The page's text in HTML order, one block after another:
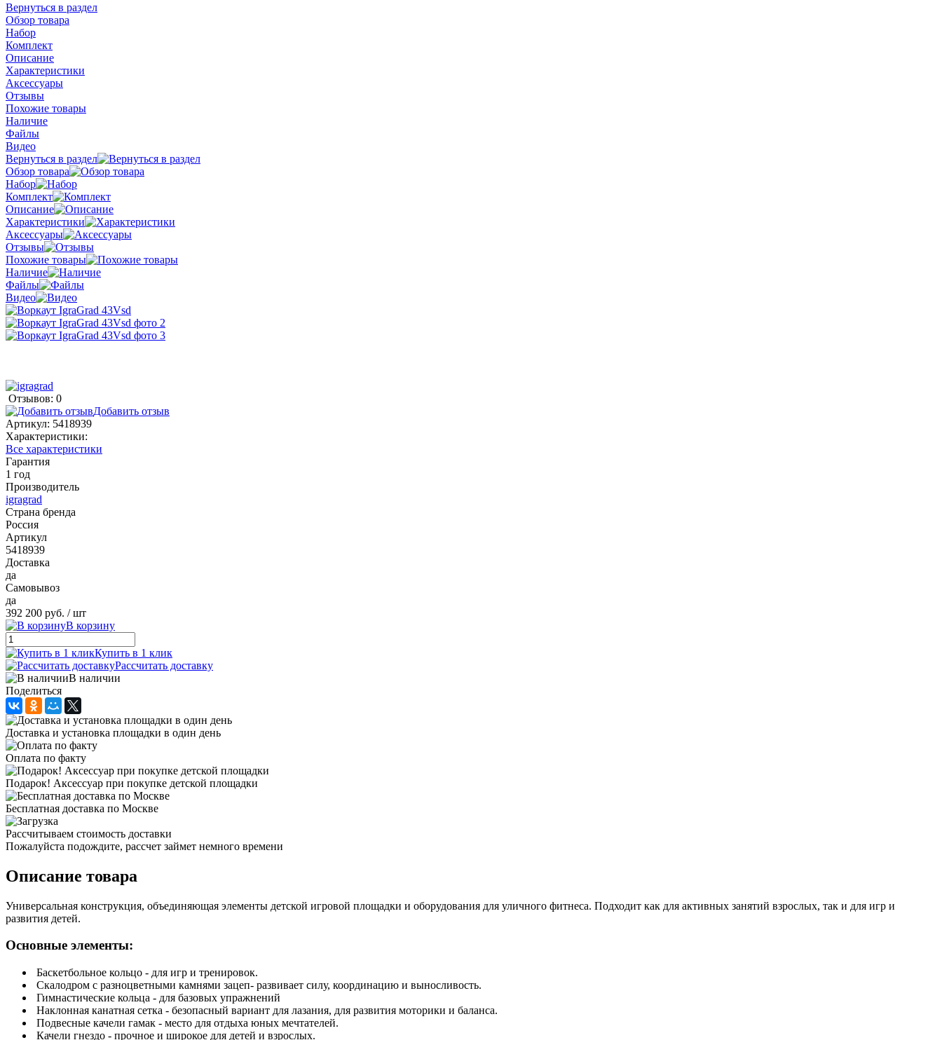
Вернуться в раздел
Обзор товара
Набор
Комплект
Описание
Характеристики
Аксессуары
Отзывы
Похожие товары
Наличие
Файлы
Видео
Вернуться в раздел
Обзор товара
Набор
Комплект
Описание
Характеристики
Аксессуары
Отзывы
Похожие товары
Наличие
Файлы
Видео
Отзывов: 0
Добавить отзыв
Артикул: 5418939
Характеристики:
Все характеристики
Гарантия
1 год
Производитель
igragrad
Страна бренда
Россия
Артикул
5418939
Доставка
да
Самовывоз
да
392 200 руб. / шт
В корзину
Купить в 1 клик
Рассчитать доставку
В наличии
Поделиться
Доставка и установка площадки в один день
Оплата по факту
Подарок! Аксессуар при покупке детской площадки
Бесплатная доставка по Москве
Рассчитываем стоимость доставки
Пожалуйста подождите, рассчет займет немного времени
Описание товара
Универсальная конструкция, объединяющая элементы детской игровой площадки и оборудования для уличного фитнеса. Подходит как для активных занятий взрослых, так и для игр и
развития детей.
Основные элементы:
Баскетбольное кольцо - для игр и тренировок.
Скалодром с разноцветными камнями зацеп- развивает силу, координацию и выносливость.
Гимнастические кольца - для базовых упражнений
Наклонная канатная сетка - безопасный вариант для лазания, для развития моторики и баланса.
Подвесные качели гамак - место для отдыха юных мечтателей.
Качели гнездо - прочное и широкое для детей и взрослых.